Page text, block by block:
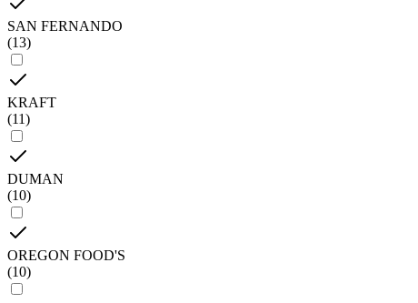
SAN FERNANDO
(13)
KRAFT
(11)
DUMAN
(10)
OREGON FOOD'S
(10)